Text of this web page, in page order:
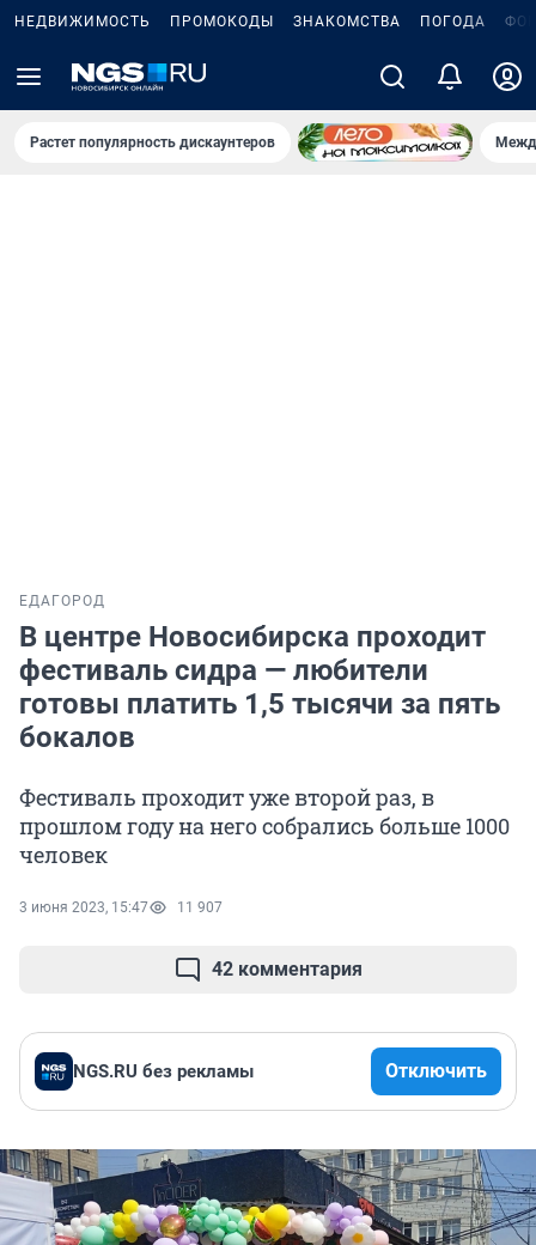
НЕДВИЖИМОСТЬ ПРОМОКОДЫ ЗНАКОМСТВА ПОГОДА
Растет популярность дискаунтеров
ЕДА ГОРОД
В центре Новосибирска проходит
фестиваль сидра — любители
готовы платить 1,5 тысячи за пять
бокалов
Фестиваль проходит уже второй раз, в
прошлом году на него собрались больше 1000
человек
3 июня 2023, 15:47 11 907
42 комментария
NGS.RU без рекламы Отключить